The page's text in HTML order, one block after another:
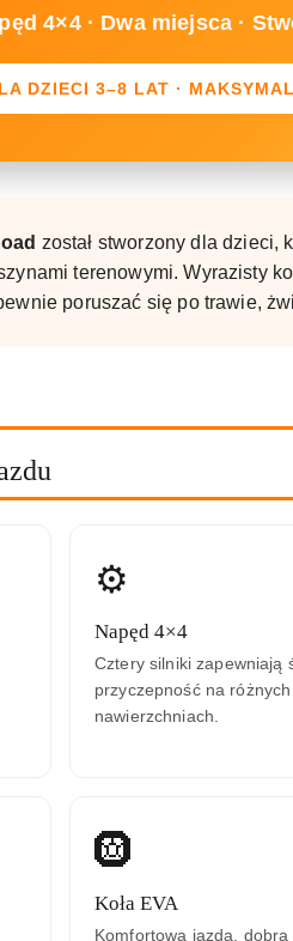
4×4 · Dwa miejsca ·
DZIECI 3–8 LAT ·
został stworzony dla dzieci,
terenowymi. Wyrazisty
poruszać się po trawie,
⚙️
Napęd 4×4
Cztery silniki zapewniają
przyczepność na różnych
nawierzchniach.
🛞
Koła EVA
Komfortowa jazda,